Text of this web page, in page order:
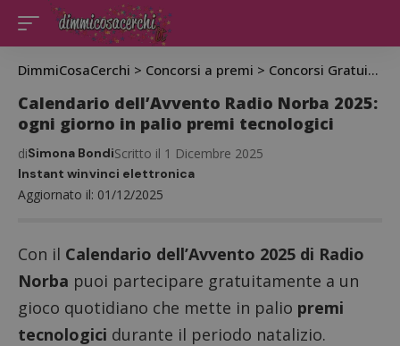
DimmiCosaCerchi > Concorsi a premi > Concorsi Gratuiti >
Calendario dell’Avvento Radio Norba 2025:
ogni giorno in palio premi tecnologici
Aggiornato il: 01/12/2025
diSimona BondiScritto il 1 Dicembre 2025
Instant winvinci elettronica
Con il Calendario dell’Avvento 2025 di Radio
Norba puoi partecipare gratuitamente a un
gioco quotidiano che mette in palio premi
tecnologici durante il periodo natalizio.